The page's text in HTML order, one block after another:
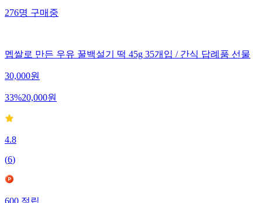
276명구매중
멥쌀로 만든 우유 꿀백설기 떡 45g 35개입 / 간식 답례품 선물
30,000원
33%20,000원
4.8
(6)